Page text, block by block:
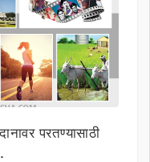
परतण्यासाठी